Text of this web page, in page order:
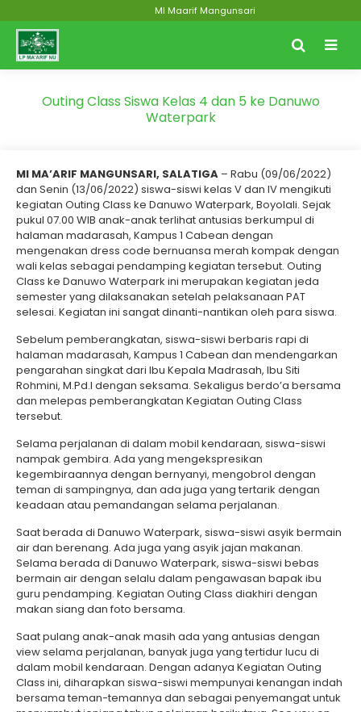
MI Maarif Mangunsari
Outing Class Siswa Kelas 4 dan 5 ke Danuwo
Waterpark
MI MA’ARIF MANGUNSARI, SALATIGA – Rabu (09/06/2022)
dan Senin (13/06/2022) siswa-siswi kelas V dan IV mengikuti
kegiatan Outing Class ke Danuwo Waterpark, Boyolali. Sejak
pukul 07.00 WIB anak-anak terlihat antusias berkumpul di
halaman madarasah, Kampus 1 Cabean dengan
mengenakan dress code bernuansa merah kompak dengan
wali kelas sebagai pendamping kegiatan tersebut. Outing
Class ke Danuwo Waterpark ini merupakan kegiatan jeda
semester yang dilaksanakan setelah pelaksanaan PAT
selesai. Kegiatan ini sangat dinanti-nantikan oleh para siswa.
Sebelum pemberangkatan, siswa-siswi berbaris rapi di
halaman madarasah, Kampus 1 Cabean dan mendengarkan
pengarahan singkat dari Ibu Kepala Madrasah, Ibu Siti
Rohmini, M.Pd.I dengan seksama. Sekaligus berdo’a bersama
dan melepas pemberangkatan Kegiatan Outing Class
tersebut.
Selama perjalanan di dalam mobil kendaraan, siswa-siswi
nampak gembira. Ada yang mengekspresikan
kegembiraannya dengan bernyanyi, mengobrol dengan
teman di sampingnya, dan ada juga yang tertarik dengan
keadaan atau pemandangan selama perjalanan.
Saat berada di Danuwo Waterpark, siswa-siswi asyik bermain
air dan berenang. Ada juga yang asyik jajan makanan.
Selama berada di Danuwo Waterpark, siswa-siswi bebas
bermain air dengan selalu dalam pengawasan bapak ibu
guru pendamping. Kegiatan Outing Class diakhiri dengan
makan siang dan foto bersama.
Saat pulang anak-anak masih ada yang antusias dengan
view selama perjalanan, banyak juga yang tertidur lucu di
dalam mobil kendaraan. Dengan adanya Kegiatan Outing
Class ini, diharapkan siswa-siswi mempunyai kenangan indah
bersama teman-temannya dan sebagai penyemangat untuk